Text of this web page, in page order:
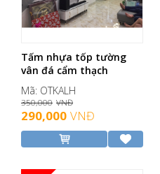
Tấm nhựa tốp tường
vân đá cẩm thạch
Mã: OTKALH
350,000 VNĐ
290,000 VNĐ